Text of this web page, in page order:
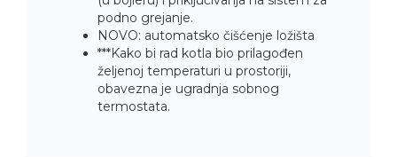
podno grejanje.
NOVO: automatsko čišćenje ložišta
***Kako bi rad kotla bio prilagođen
željenoj temperaturi u prostoriji,
obavezna je ugradnja sobnog
termostata.